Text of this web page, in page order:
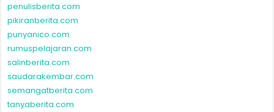
penulisberita.com
pikiranberita.com
punyanico.com
rumuspelajaran.com
salinberita.com
saudarakembar.com
semangatberita.com
tanyaberita.com